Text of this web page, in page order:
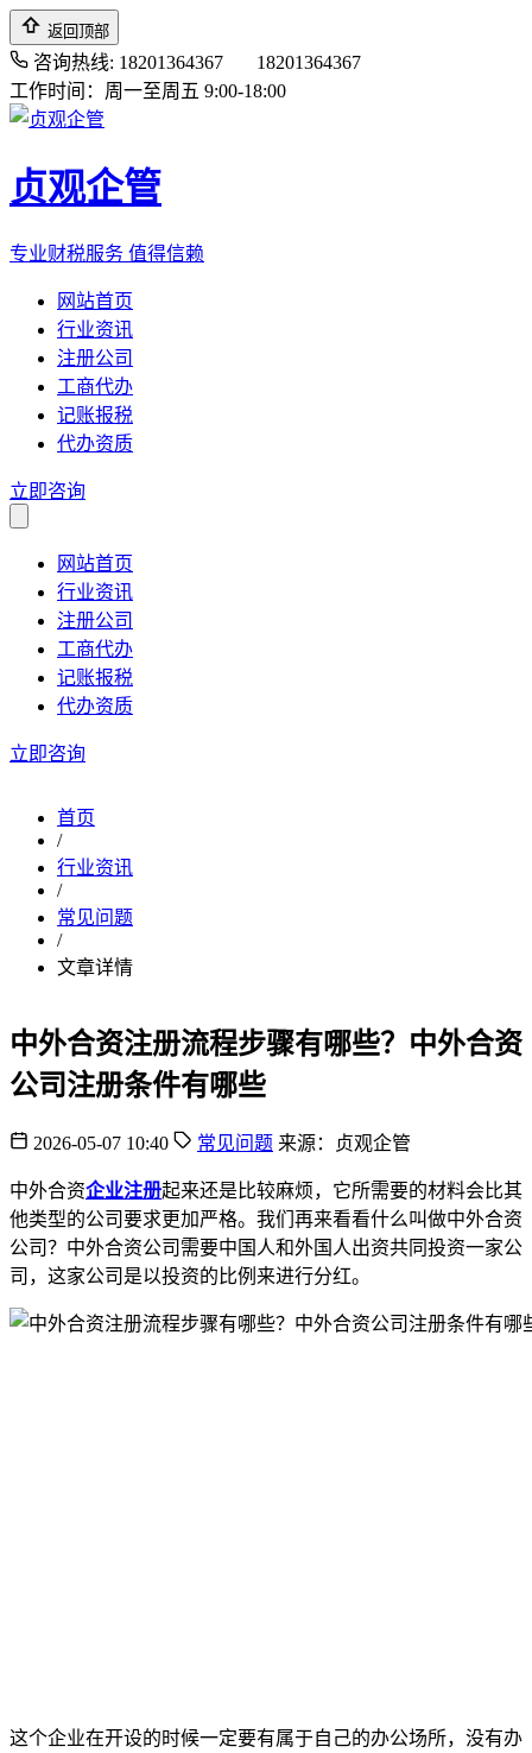
返回顶部
咨询热线: 18201364367
18201364367
工作时间：周一至周五 9:00-18:00
贞观企管
专业财税服务 值得信赖
网站首页
行业资讯
注册公司
工商代办
记账报税
代办资质
立即咨询
网站首页
行业资讯
注册公司
工商代办
记账报税
代办资质
立即咨询
首页
/
行业资讯
/
常见问题
/
文章详情
中外合资注册流程步骤有哪些？中外合资
公司注册条件有哪些
2026-05-07 10:40 常见问题 来源：贞观企管
中外合资企业注册起来还是比较麻烦，它所需要的材料会比其
他类型的公司要求更加严格。我们再来看看什么叫做中外合资
公司？中外合资公司需要中国人和外国人出资共同投资一家公
司，这家公司是以投资的比例来进行分红。
这个企业在开设的时候一定要有属于自己的办公场所，没有办